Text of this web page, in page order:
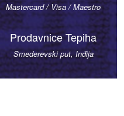
Mastercard / Visa / Maestro
Prodavnice Tepiha
Smederevski put, Inđija